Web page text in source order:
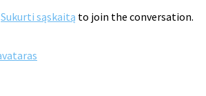
Sukurti sąskaitą to join the conversation.